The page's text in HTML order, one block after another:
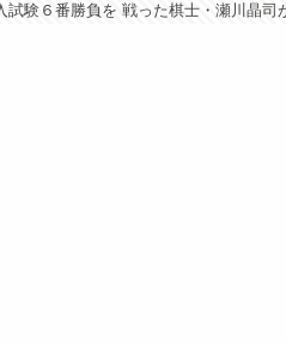
験６番勝負を 戦った棋士・瀬川晶